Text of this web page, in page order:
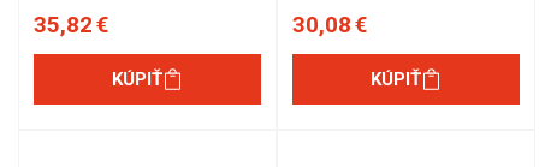
35,82 €
KÚPIŤ
30,08 €
KÚPIŤ